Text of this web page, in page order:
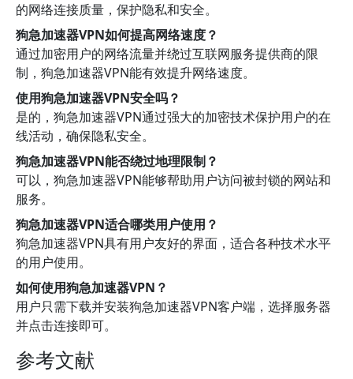
的网络连接质量，保护隐私和安全。
狗急加速器VPN如何提高网络速度？
通过加密用户的网络流量并绕过互联网服务提供商的限
制，狗急加速器VPN能有效提升网络速度。
使用狗急加速器VPN安全吗？
是的，狗急加速器VPN通过强大的加密技术保护用户的在
线活动，确保隐私安全。
狗急加速器VPN能否绕过地理限制？
可以，狗急加速器VPN能够帮助用户访问被封锁的网站和
服务。
狗急加速器VPN适合哪类用户使用？
狗急加速器VPN具有用户友好的界面，适合各种技术水平
的用户使用。
如何使用狗急加速器VPN？
用户只需下载并安装狗急加速器VPN客户端，选择服务器
并点击连接即可。
参考文献